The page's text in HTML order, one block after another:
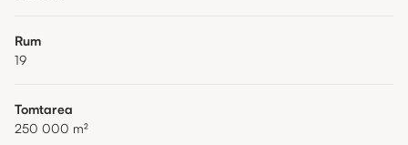
Rum
19
Tomtarea
250 000 m²